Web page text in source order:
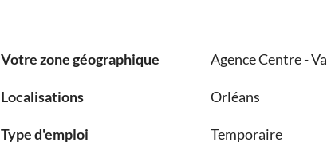
Votre zone géographique Agence Centre -
Localisations Orléans
Type d'emploi Temporaire